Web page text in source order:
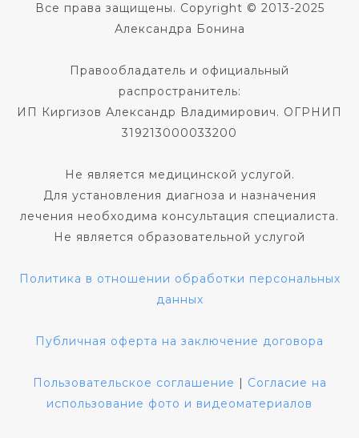
Все права защищены. Copyright © 2013-2025
Александра Бонина
Правообладатель и официальный
распространитель:
ИП Киргизов Александр Владимирович. ОГРНИП
319213000033200
Не является медицинской услугой.
Для установления диагноза и назначения
лечения необходима консультация специалиста.
Не является образовательной услугой
Политика в отношении обработки персональных
данных
Публичная оферта на заключение договора
Пользовательское соглашение | Согласие на
использование фото и видеоматериалов